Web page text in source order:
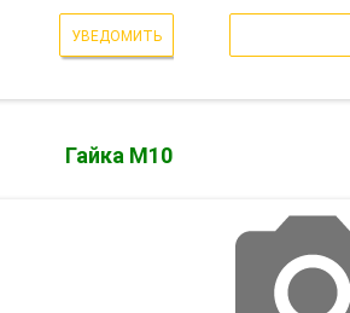
УВЕДОМИТЬ
Гайка М10